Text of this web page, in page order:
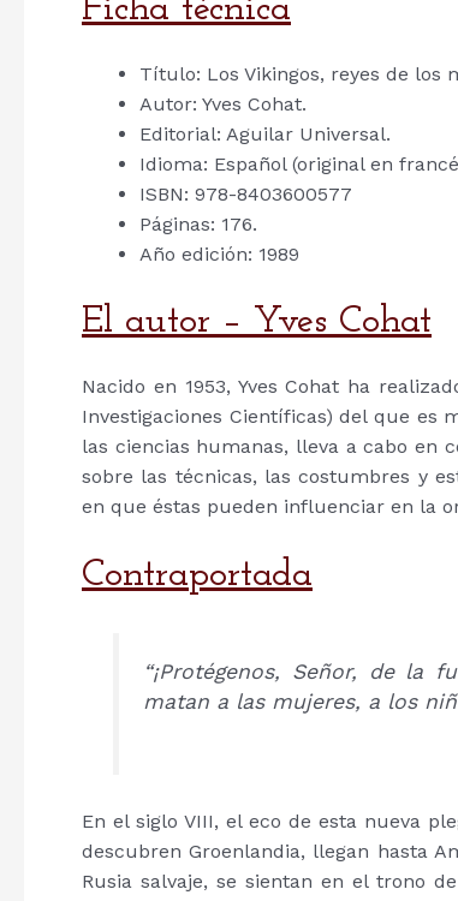
Ficha técnica
Título: Los Vikingos, reyes de los
Autor: Yves Cohat.
Editorial: Aguilar Universal.
Idioma: Español (original en
ISBN: 978-8403600577
Páginas: 176.
Año edición: 1989
El autor – Yves Cohat
Nacido en 1953, Yves Cohat ha
Investigaciones Científicas) del que es
las ciencias humanas, lleva a cabo en
sobre las técnicas, las costumbres y
en que éstas pueden influenciar en la
Contraportada
“¡Protégenos, Señor, de la
matan a las mujeres, a los
En el siglo VIII, el eco de esta nueva
descubren Groenlandia, llegan hasta
Rusia salvaje, se sientan en el trono